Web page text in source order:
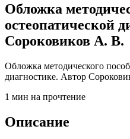
Обложка
остеопатической
Сороковиков А. В.
Обложка методического
диагностике. Автор
1 мин на прочтение
Описание